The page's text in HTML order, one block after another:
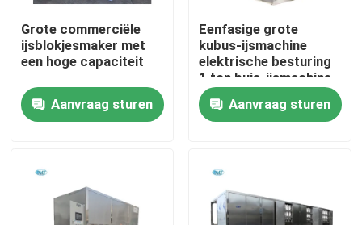
Neem contact met ons op
Vraag een offerte
Buismachine
grote kubus-ijsmachine
Grote commerciële
ijsblokjesmaker met
een hoge capaciteit
Aanvraag sturen
Eenfasige grote
kubus-ijsmachine
elektrische besturing
1 ton buis-ijsmachine
Aanvraag sturen